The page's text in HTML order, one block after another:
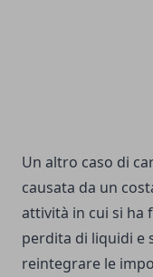
Un altro caso di
causata da un
attività in cui si ha
perdita di liquidi e
reintegrare le